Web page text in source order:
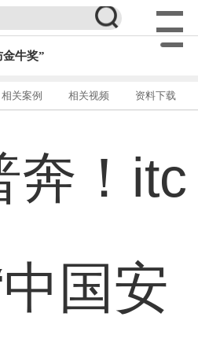
牛奖”
相关案例 相关视频 资料下载
奔！itc
国安